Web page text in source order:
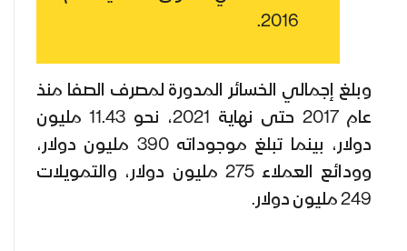
2016.
وبلغ إجمالي الخسائر المدورة لمصرف الصفا منذ
عام 2017 حتى نهاية 2021، نحو 11.43 مليون
دولار، بينما تبلغ موجوداته 390 مليون دولار،
وودائع العملاء 275 مليون دولار، والتمويلات
249 مليون دولار.